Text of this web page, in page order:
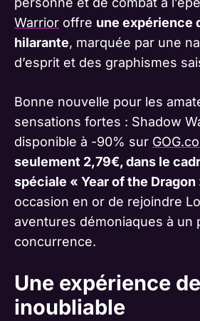
Warrior offre une expérience
hilarante, marquée par une
d’esprit et des graphismes
Bonne nouvelle pour les
sensations fortes : Shadow
disponible à -90% sur
seulement 2,79€, dans le
spéciale « Year of the Dragon
occasion en or de rejoindre
aventures démoniaques à un
concurrence.
Une expérience
inoubliable